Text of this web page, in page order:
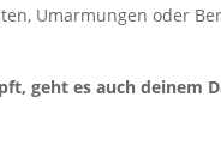
Umarmungen oder
geht es auch deinem